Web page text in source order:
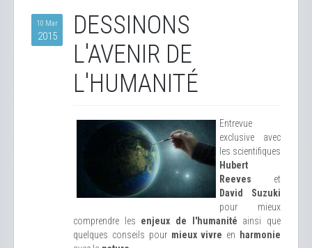
10 Mar
2015
DESSINONS
L'AVENIR DE
L'HUMANITÉ
Entrevue
exclusive avec
les scientifiques
Hubert
Reeves et
David Suzuki
pour mieux
comprendre les enjeux de l'humanité ainsi que
quelques conseils pour mieux vivre en
harmonie